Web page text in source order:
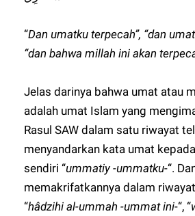
“Dan umatku terpecah”, “dan
“dan bahwa millah ini akan
Jelas darinya bahwa umat atau
adalah umat Islam yang
Rasul SAW dalam satu riwayat
menyandarkan kata umat
sendiri “ummatiy -ummatku-“.
memakrifatkannya dalam
“hâdzihi al-ummah -ummat ini-“, “